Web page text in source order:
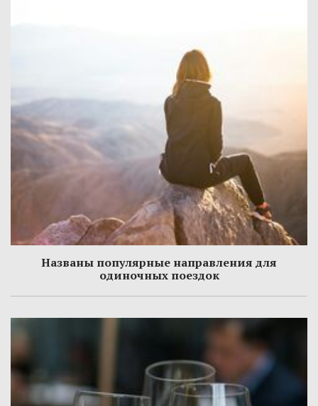
Названы популярные направления для
одиночных поездок